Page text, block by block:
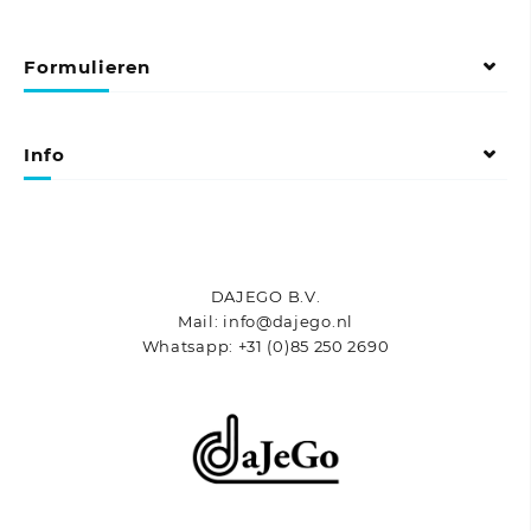
Deze
optie
gekozen
worden
Formulieren
Info
DAJEGO B.V.
Mail: info@dajego.nl
Whatsapp: +31 (0)85 250 2690